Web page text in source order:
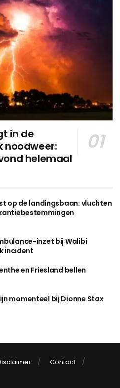
in de
noodweer:
helemaal
op de landingsbaan: vluchten
inzet bij Walibi
incident
en Friesland bellen
momenteel bij Dionne Stax
Contact